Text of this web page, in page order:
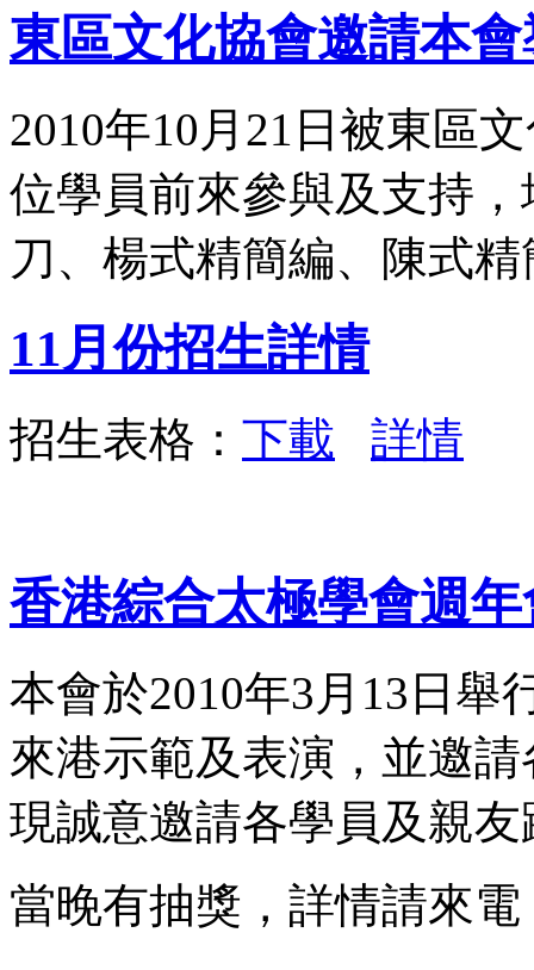
東區文化協會邀請本
2010年10月21日被東區
位學員前來參與及支持
刀、楊式精簡編、陳式
11月份招生詳情
招生表格： 下載 詳情
香港綜合太極學會週
本會於2010年3月13日舉
來港示範及表演，並邀
現誠意邀請各學員及親
當晚有抽獎，詳情請來電